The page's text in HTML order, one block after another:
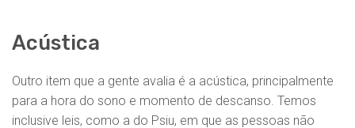
Acústica
Outro item que a gente avalia é a acústica, principalmente
para a hora do sono e momento de descanso. Temos
inclusive leis, como a do Psiu, em que as pessoas não